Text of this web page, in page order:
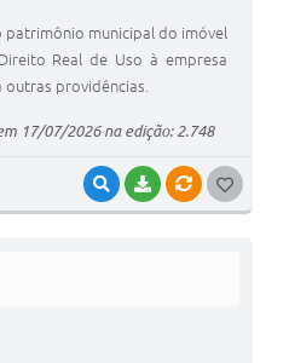
VISUALIZAR
BAIXARVÍNCULOS
patrimônio municipal do imóvel
Real de Uso à empresa
outras providências.
17/07/2026 na edição: 2.748